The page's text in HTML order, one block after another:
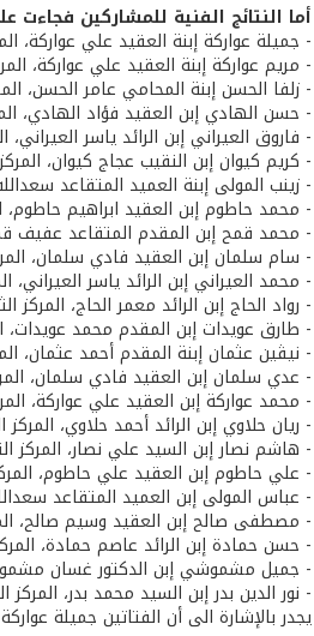
أما النتائج الفنية للمشاركين فجاءت
- جميلة عواركة إبنة العقيد علي عواركة،
- مريم عواركة إبنة العقيد علي عواركة،
- زلفا الحسن إبنة المحامي عامر الحسن،
- حسن الهادي إبن العقيد فؤاد الهادي،
- فاروق العيراني إبن الرائد ياسر العيراني،
- كريم كيوان إبن النقيب عجاج كيوان،
- زينب المولى إبنة العميد المتقاعد
- محمد حاطوم إبن العقيد ابراهيم حاطوم،
- محمد قمح إبن المقدم المتقاعد عفيف
- سام سلمان إبن العقيد فادي سلمان،
- محمد العيراني إبن الرائد ياسر العيراني،
- رواد الحاج إبن الرائد معمر الحاج، المركز
- طارق عويدات إبن المقدم محمد عويدات،
- نيڤين عثمان إبنة المقدم أحمد عثمان،
- عدي سلمان إبن العقيد فادي سلمان، المركز
- محمد عواركة إبن العقيد علي عواركة،
- ريان حلاوي إبن الرائد أحمد حلاوي، المركز
- هاشم نصار إبن السيد علي نصار، المركز
- علي حاطوم إبن العقيد علي حاطوم، المركز
- عباس المولى إبن العميد المتقاعد سعدالله
- مصطفى صالح إبن العقيد وسيم صالح،
- حسن حمادة إبن الرائد عاصم حمادة، المركز
- جميل مشموشي إبن الدكتور غسان مشموشي،
- نور الدين بدر إبن السيد محمد بدر، المركز
يجدر بالإشارة الى أن الفتاتين جميلة